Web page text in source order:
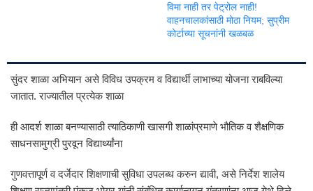
विमा नाही तर पेट्रोल नाही!
वाहनचालकांसाठी मोठा नियम; सुप्रीम
कोर्टाच्या सूचनांनी खळबळ
सुंदर शाळा अभियान असे विविध उपक्रम व विद्यार्थी लाभाच्या योजना राबविल्या
जातात. राज्यातील प्रत्येक शाळा
ही आदर्श शाळा बनण्यासाठी त्याठिकाणी खासगी शाळांप्रमाणे भौतिक व शैक्षणिक
साधनसामुग्री पुरवून विद्यार्थ्यांना
गुणवत्तापूर्ण व दर्जेदार शिक्षणाची सुविधा उपलब्ध करुन द्यावी, असे निर्देश शालेय